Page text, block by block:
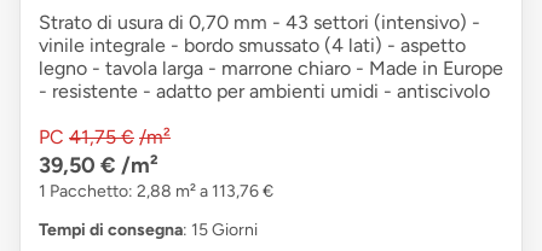
Strato di usura di 0,70 mm - 43 settori (intensivo) -
vinile integrale - bordo smussato (4 lati) - aspetto
legno - tavola larga - marrone chiaro - Made in Europe
- resistente - adatto per ambienti umidi - antiscivolo
PC 41,75 € /m²
39,50 € /m²
1 Pacchetto: 2,88 m² a 113,76 €
Tempi di consegna: 15 Giorni